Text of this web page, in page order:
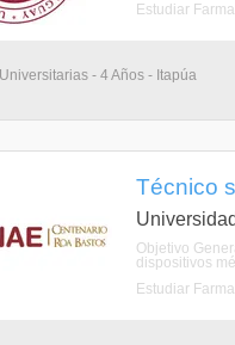
Estudiar
- 4 Años - Itapúa
Técnico
Objetivo
dispositivos
Estudiar